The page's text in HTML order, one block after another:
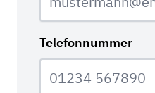
Telefonnummer